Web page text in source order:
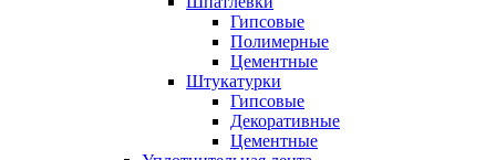
Гипсовые
Полимерные
Цементные
Штукатурки
Гипсовые
Декоративные
Цементные